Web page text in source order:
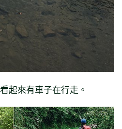
起來有車子在行走。